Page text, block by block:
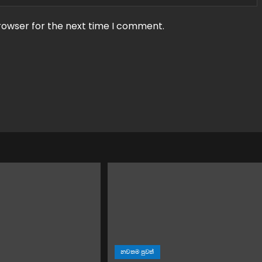
for the next time I comment.
නවතම පුවත්